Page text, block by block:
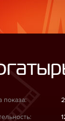
показа: